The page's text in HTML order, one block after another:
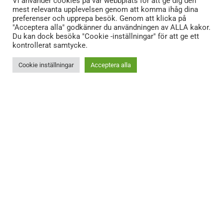
mest relevanta upplevelsen genom att komma ihåg dina
preferenser och upprepa besök. Genom att klicka på
"Acceptera alla" godkänner du användningen av ALLA kakor.
Du kan dock besöka "Cookie -inställningar" för att ge ett
kontrollerat samtycke.
Cookie inställningar Acceptera alla